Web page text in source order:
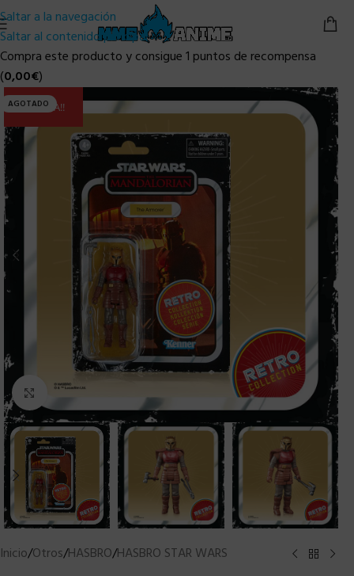
Saltar a la navegación
Saltar al contenido principal
Compra este producto y consigue 1 puntos de recompensa
(0,00€)
AGOTADO
ULTIMA!!
Clic para ampliar
Inicio/Otros/HASBRO/HASBRO STAR WARS